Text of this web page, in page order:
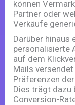
können
Partner oder
Verkäufe
Darüber hinaus
personalisierte
auf dem
Mails
Präferenzen
Dies trägt dazu
Conversion-